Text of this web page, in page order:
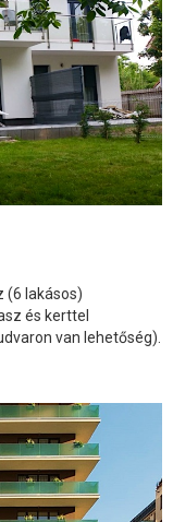
(6 lakásos)
és kerttel
van lehetőség).